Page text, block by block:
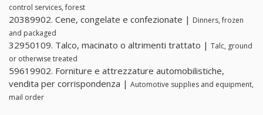
control services, forest
20389902. Cene, congelate e confezionate | Dinners, frozen
and packaged
32950109. Talco, macinato o altrimenti trattato | Talc, ground
or otherwise treated
59619902. Forniture e attrezzature automobilistiche,
vendita per corrispondenza | Automotive supplies and equipment,
mail order